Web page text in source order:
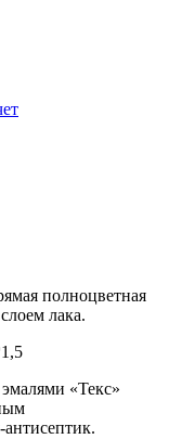
полноцветная
лака.
«Текс»